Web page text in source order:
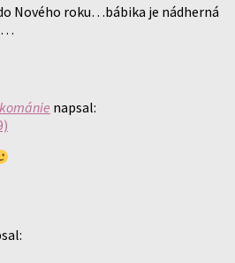
Nového roku…bábika je nádherná
napsal: